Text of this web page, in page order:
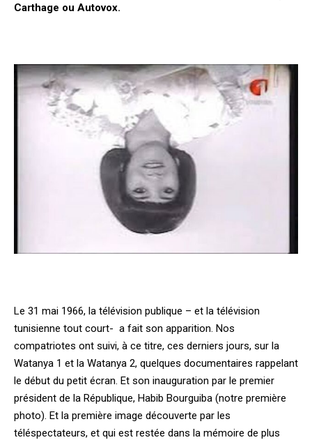
Carthage ou Autovox.
Le 31 mai 1966, la télévision publique – et la télévision
tunisienne tout court- a fait son apparition. Nos
compatriotes ont suivi, à ce titre, ces derniers jours, sur la
Watanya 1 et la Watanya 2, quelques documentaires rappelant
le début du petit écran. Et son inauguration par le premier
président de la République, Habib Bourguiba (notre première
photo). Et la première image découverte par les
téléspectateurs, et qui est restée dans la mémoire de plus